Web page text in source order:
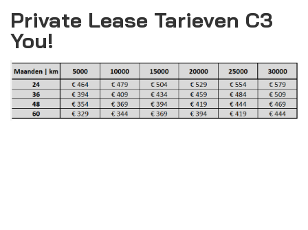
Private Lease Tarieven C3
You!